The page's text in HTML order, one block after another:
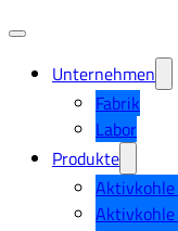
Unternehmen
Fabrik
Labor
Produkte
Aktivkohle